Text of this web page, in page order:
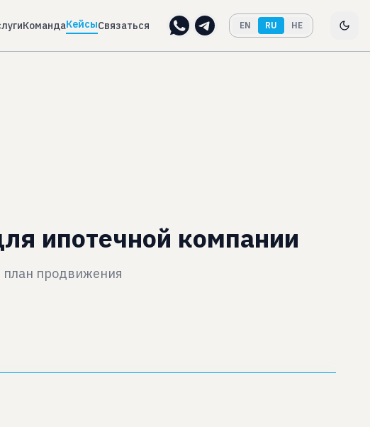
КомандаКейсыСвязаться EN RU HE
ипотечной компании
план продвижения